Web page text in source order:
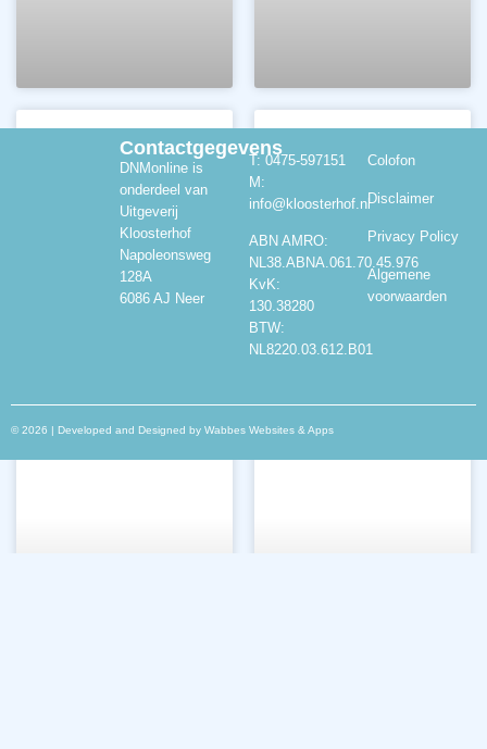
Contactgegevens
DNMonline is
onderdeel van
Uitgeverij
Kloosterhof
Napoleonsweg
128A
6086 AJ Neer
T: 0475-597151
M:
info@kloosterhof.nl
ABN AMRO:
NL38.ABNA.061.70.45.976
KvK:
130.38280
BTW:
NL8220.03.612.B01
Colofon
Disclaimer
Privacy Policy
Algemene
voorwaarden
© 2026 | Developed and Designed by Wabbes Websites & Apps